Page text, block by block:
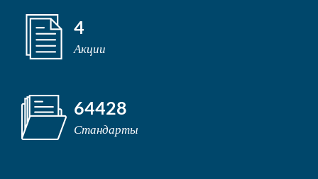
4
Акции
64428
Стандарты